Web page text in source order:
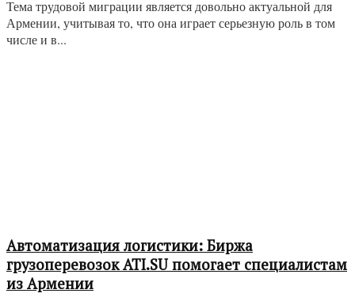
Тема трудовой миграции является довольно актуальной для
Армении, учитывая то, что она играет серьезную роль в том
числе и в...
Автоматизация логистики: Биржа
грузоперевозок ATI.SU помогает специалистам
из Армении